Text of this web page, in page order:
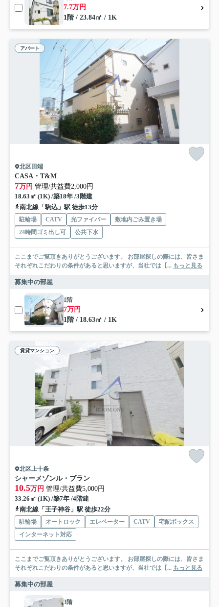
7.7万円
1階 / 23.84㎡ / 1K
アパート
北区田端
CASA・T&M
7万円 管理/共益費2,000円
18.63㎡ (1K) /築18年 /3階建
南北線「駒込」駅 徒歩13分
駐輪場 CATV 光ファイバー
敷地内ごみ置き場
24時間ゴミ出し可
公共下水
ここまでご覧頂きありがとうございます。 お部屋探しの際には、皆さま
それぞれこだわりの条件があると思いますが、当社では【... もっと見る
募集中の部屋
1階
7万円
1階 / 18.63㎡ / 1K
賃貸マンション
北区上十条
シャーメゾンル・ブラン
10.5万円 管理/共益費5,000円
33.26㎡ (1K) /築7年 /4階建
南北線「王子神谷」駅 徒歩22分
駐輪場 オートロック エレベーター CATV
宅配ボックス
インターネット対応
ここまでご覧頂きありがとうございます。 お部屋探しの際には、皆さま
それぞれこだわりの条件があると思いますが、当社では【... もっと見る
募集中の部屋
3階